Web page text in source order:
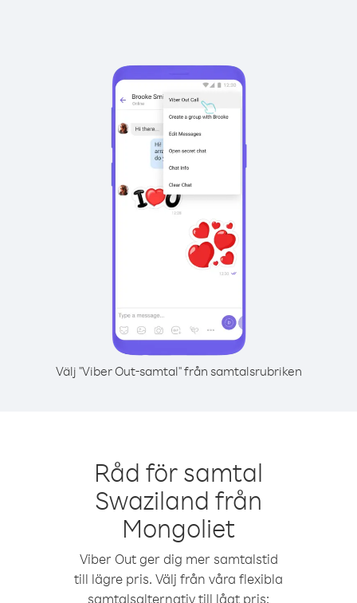
Välj "Viber Out-samtal" från samtalsrubriken
Råd för samtal
Swaziland från
Mongoliet
Viber Out ger dig mer samtalstid
till lägre pris. Välj från våra flexibla
samtalsalternativ till lågt pris: